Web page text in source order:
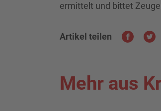
ermittelt und bittet
Artikel teilen
Mehr aus